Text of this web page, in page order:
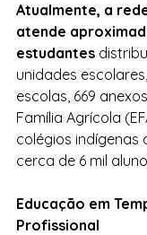
Atualmente, a
atende
estudantes
unidades
escolas, 669
Família Agrícola
colégios indígenas
cerca de 6 mil
Educação em
Profissional